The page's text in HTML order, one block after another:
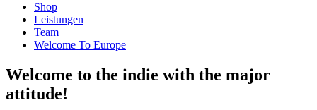
Shop
Leistungen
Team
Welcome To Europe
Welcome to the indie with the major
attitude!